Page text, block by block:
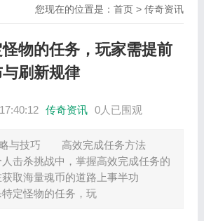
您现在的位置是：首页 >传奇资讯
物的任务，玩家需提前
刷新规律
传奇资讯 0人已围观
与技巧 高效完成任务方法
击杀挑战中，掌握高效完成任务的
取海量魂币的道路上事半功
怪物的任务，玩